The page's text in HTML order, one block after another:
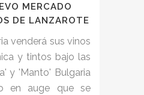
MERCADO
DE LANZAROTE
venderá sus vinos
y tintos bajo las
y 'Manto' Bulgaria
en auge que se